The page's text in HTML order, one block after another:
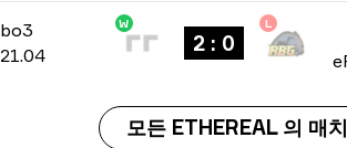
bo3 -bo3
21.04
W
2 : 0
L
모든 ETHEREAL 의 매치